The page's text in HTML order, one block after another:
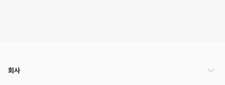
회사